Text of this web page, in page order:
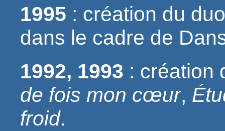
1995 : création du
dans le cadre de
1992, 1993 : création
de fois mon cœur,
froid.